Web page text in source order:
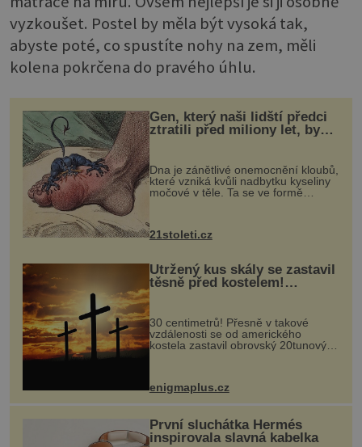
vyzkoušet. Postel by měla být vysoká tak,
abyste poté, co spustíte nohy na zem, měli
kolena pokrčena do pravého úhlu.
Gen, který naši lidští předci
ztratili před miliony let, by
mohl pomoci s léčbou
„nemoci králů“
Dna je zánětlivé onemocnění kloubů,
které vzniká kvůli nadbytku kyseliny
močové v těle. Ta se ve formě
nohou, a způsobuje bole...
21stoleti.cz
Utržený kus skály se zastavil
těsně před kostelem!
Ochránila ho boží síla?
30 centimetrů! Přesně v takové
vzdálenosti se od amerického
kostela zastavil obrovský 20tunový
...
enigmaplus.cz
První sluchátka Hermés
inspirovala slavná kabelka